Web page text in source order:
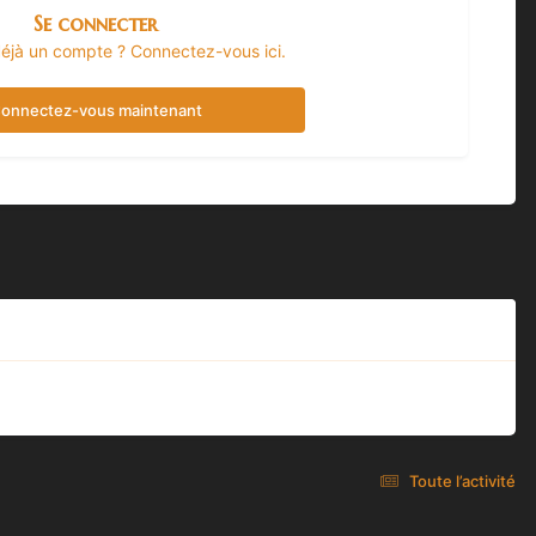
Se connecter
un compte ? Connectez-vous ici.
vous maintenant
Toute l’activité